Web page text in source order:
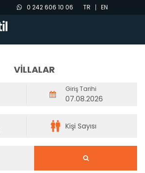
0 242 606 10 06 TR EN
VİLLALAR
Giriş Tarihi